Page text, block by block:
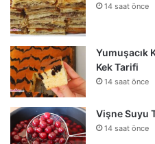
14 saat önce
Yumuşacık
Kek Tarifi
14 saat önce
Vişne Suyu
14 saat önce